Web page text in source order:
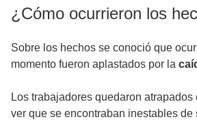
¿Cómo ocurrieron los
Sobre los hechos se conoció que
momento fueron aplastados por la
Los trabajadores quedaron
ver que se encontraban inestables de